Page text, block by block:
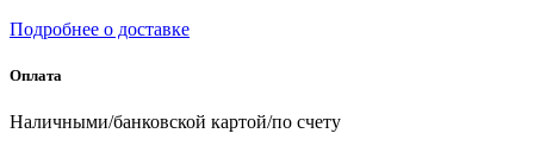
Подробнее о доставке
Оплата
Наличными/банковской картой/по счету